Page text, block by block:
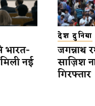
भारत-
नई
देश दुनिया
जगन्नाथ
साज़िश
गिरफ्तार